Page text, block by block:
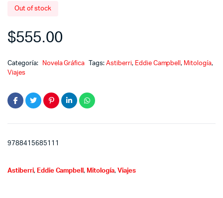
Out of stock
$555.00
Categoría: Novela Gráfica Tags:Astiberri, Eddie Campbell, Mitología,
Viajes
9788415685111
Astiberri, Eddie Campbell, Mitología, Viajes